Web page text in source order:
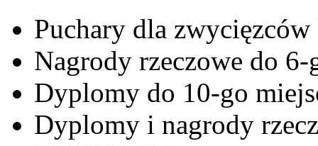
Puchary dla
Nagrody rzeczowe do
Dyplomy do 10-go
Dyplomy i nagrody